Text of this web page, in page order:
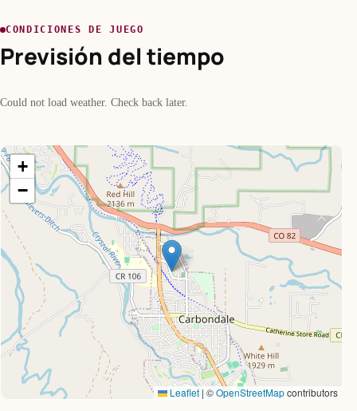
CONDICIONES DE JUEGO
Previsión del tiempo
Could not load weather. Check back later.
+
−
Leaflet | ©OpenStreetMapcontributors